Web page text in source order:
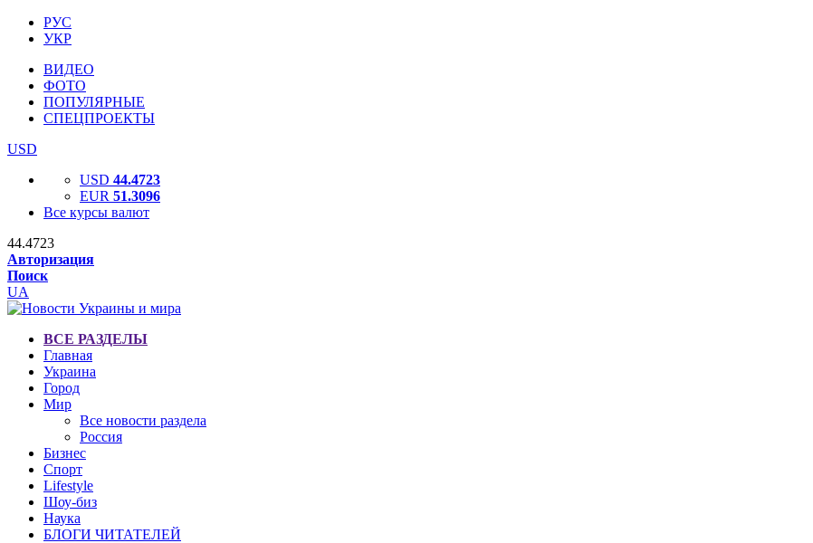
РУС
УКР
ВИДЕО
ФОТО
ПОПУЛЯРНЫЕ
СПЕЦПРОЕКТЫ
USD
USD 44.4723
EUR 51.3096
Все курсы валют
44.4723
Авторизация
Поиск
UA
ВСЕ РАЗДЕЛЫ
Главная
Украина
Город
Мир
Все новости раздела
Россия
Бизнес
Спорт
Lifestyle
Шоу-биз
Наука
БЛОГИ ЧИТАТЕЛЕЙ